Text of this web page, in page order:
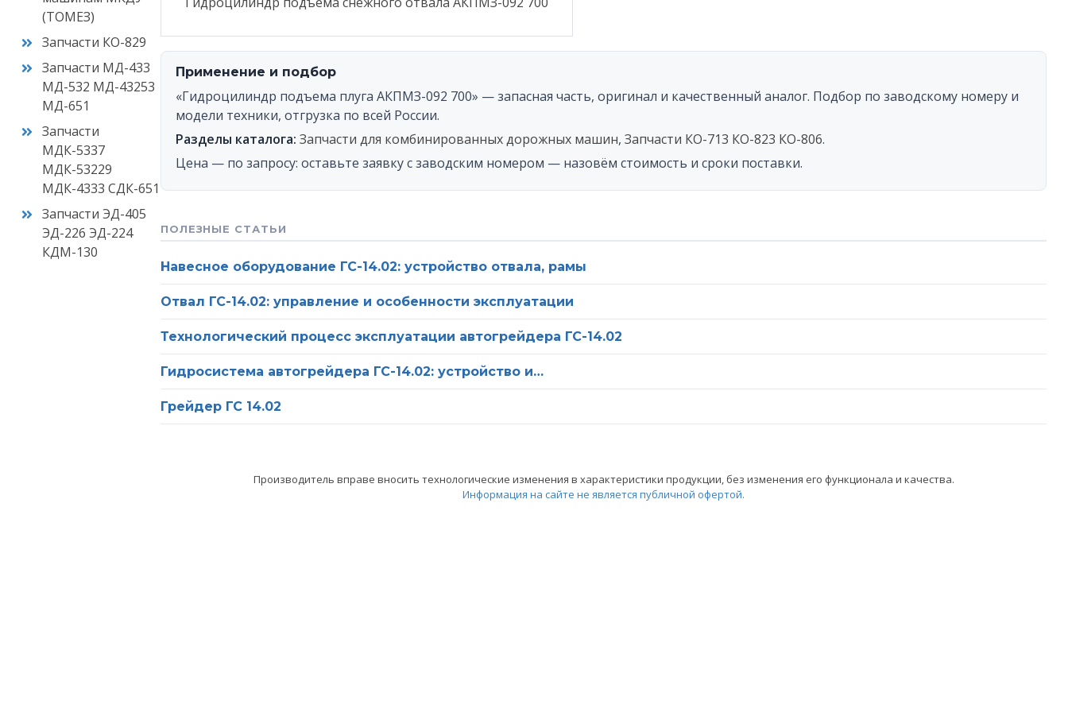
Оставьте это поле пустым.
персональных данных, а также с
(ТОМЕЗ)
Запчасти КО-829
Запчасти МД-433
МД-532 МД-43253
МД-651
Запчасти
МДК-5337
МДК-53229
МДК-4333 СДК-651
Запчасти ЭД-405
ЭД-226 ЭД-224
КДМ-130
Применение и подбор
«Гидроцилиндр подъема плуга АКПМЗ-092 700» — запасная часть, оригинал и качественный аналог. Подбор по заводскому номеру и
модели техники, отгрузка по всей России.
Разделы каталога: Запчасти для комбинированных дорожных машин, Запчасти КО-713 КО-823 КО-806.
Цена — по запросу: оставьте заявку с заводским номером — назовём стоимость и сроки поставки.
ПОЛЕЗНЫЕ СТАТЬИ
Навесное оборудование ГС-14.02: устройство отвала, рамы
Отвал ГС-14.02: управление и особенности эксплуатации
Технологический процесс эксплуатации автогрейдера ГС-14.02
Гидросистема автогрейдера ГС-14.02: устройство и…
Грейдер ГС 14.02
Производитель вправе вносить технологические изменения в характеристики продукции, без изменения его функционала и качества.
Информация на сайте не является публичной офертой.